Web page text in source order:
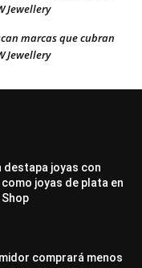
Jewellery
marcas que cubran
Jewellery
destapa joyas con
joyas de plata en
comprará menos